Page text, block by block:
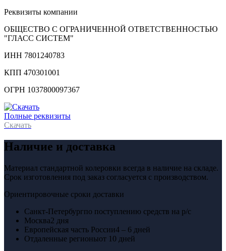
Реквизиты компании
ОБЩЕСТВО С ОГРАНИЧЕННОЙ ОТВЕТСТВЕННОСТЬЮ
"ГЛАСС СИСТЕМ"
ИНН 7801240783
КПП 470301001
ОГРН 1037800097367
Полные реквизиты
Скачать
Наличие и доставка
Материал стандартной колеровки всегда в наличие на складе.
Срок изготовления под заказ согласуется с производством.
Ориентировочные сроки доставки
Санкт-Петербургпо поступлению средств на р/с
Москва2 дня
Европейская часть России4 – 6 дней
Отдаленные регионыот 10 дней